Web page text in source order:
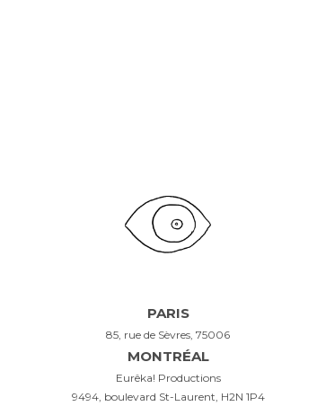
PARIS
85, rue de Sèvres, 75006
MONTRÉAL
Eurêka! Productions
9494, boulevard St-Laurent, H2N 1P4